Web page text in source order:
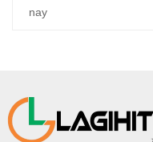
nay